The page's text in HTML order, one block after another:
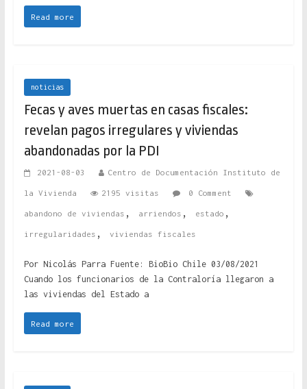
Read more
noticias
Fecas y aves muertas en casas fiscales:
revelan pagos irregulares y viviendas
abandonadas por la PDI
2021-08-03 Centro de Documentación Instituto de
la Vivienda 2195 visitas 0 Comment
abandono de viviendas , arriendos , estado ,
irregularidades , viviendas fiscales
Por Nicolás Parra Fuente: BioBio Chile 03/08/2021
Cuando los funcionarios de la Contraloría llegaron a
las viviendas del Estado a
Read more